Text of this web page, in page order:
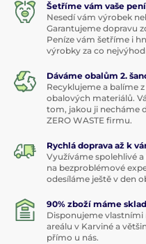
Šetříme vám vaše
Nesedí vám výrobek
Garantujeme dopravu
Peníze vám šetříme i
výrobky za co
Dáváme obalům 2.
Recyklujeme a balíme
obalových materiálů.
tom, jakou ji necháme
ZERO WASTE firmu.
Rychlá doprava až k
Využíváme spolehlivé
na bezproblémové
odesíláme ještě v den
90% zboží máme
Disponujeme
areálu v Karviné a
přímo u nás.